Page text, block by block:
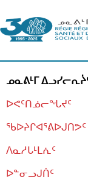
ᓄᓇᕕᒻᒥ
ᐅᕙᑦᑎᓅᓕᖓᔪᑦ
ᖃᐅᔨᒋᐊᕐᕕᐅᒍᑎᕗᑦ
ᐱᓇᓱᒐᒻᒪᕇᑦ
ᐅᓐᓂᓗᒍᑏᑦ